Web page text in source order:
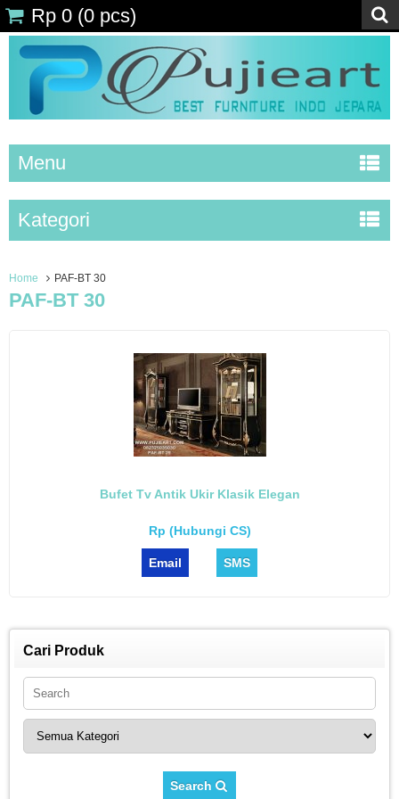
Rp 0 (0 pcs)
Menu
Kategori
Home PAF-BT 30
PAF-BT 30
Bufet Tv Antik Ukir Klasik Elegan
Rp (Hubungi CS)
Email SMS
Cari Produk
Search